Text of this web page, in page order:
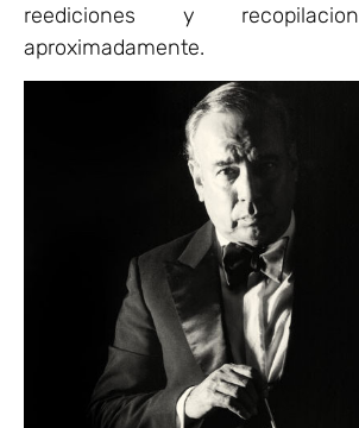
reediciones y
aproximadamente.